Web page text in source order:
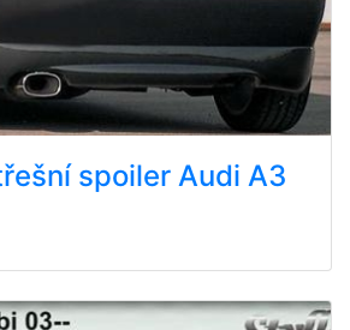
spoiler Audi A3